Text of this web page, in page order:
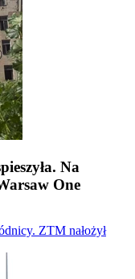
Na
One
ZTM nałożył